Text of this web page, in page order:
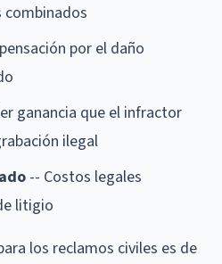
combinados
por el daño
ganancia que el infractor
ilegal
-- Costos legales
litigio
los reclamos civiles es de